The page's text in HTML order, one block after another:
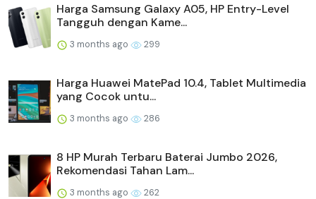
Harga Samsung Galaxy A05, HP Entry-Level
Tangguh dengan Kame...
3 months ago 299
Harga Huawei MatePad 10.4, Tablet Multimedia
yang Cocok untu...
3 months ago 286
8 HP Murah Terbaru Baterai Jumbo 2026,
Rekomendasi Tahan Lam...
3 months ago 262